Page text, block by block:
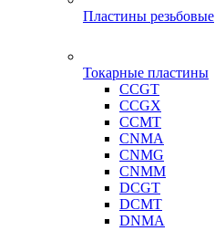
Пластины резьбовые
Токарные пластины
CCGT
CCGX
CCMT
CNMA
CNMG
CNMM
DCGT
DCMT
DNMA